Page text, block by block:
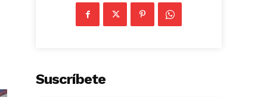
Suscríbete